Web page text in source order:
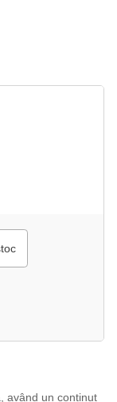
având un conținut